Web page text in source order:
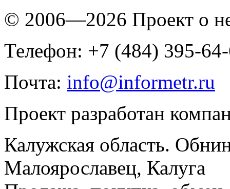
© 2006—2026 Проект о
Телефон: +7 (484) 395-
Почта: info@informetr.ru
Проект разработан
Калужская область.
Малоярославец, Калуга